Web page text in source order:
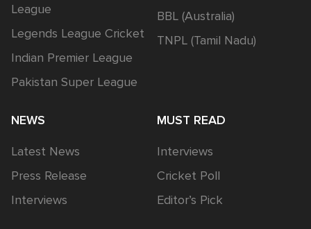
League
Legends League Cricket
Indian Premier League
Pakistan Super League
BBL (Australia)
TNPL (Tamil Nadu)
NEWS
Latest News
Press Release
Interviews
MUST READ
Interviews
Cricket Poll
Editor’s Pick